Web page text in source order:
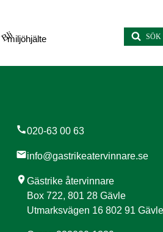
Blimiljöhjälte SÖK
call020-63 00 63
mailinfo@gastrikeatervinnare.se
location_onGästrike återvinnare
Box 722, 801 28 Gävle
Utmarksvägen 16 802 91 Gävle